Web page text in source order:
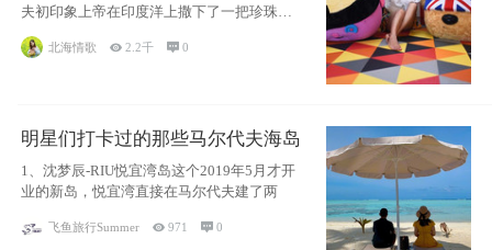
夫初印象上帝在印度洋上撒下了一把珍珠，
北海情歌 2.2千 0
明星们打卡过的那些马尔代夫海岛
1、沈梦辰-RIU悦宜湾岛这个2019年5月才开
业的新岛，悦宜湾直接在马尔代夫建了两
飞鱼旅行Summer 971 0